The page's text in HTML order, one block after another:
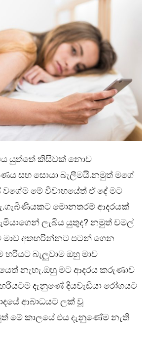
යුත්තේ කිසිවක් නොව
සහ සොයා බැලීමයි.නමුත් මගේ
මේ විවාහයේත් ඒ දේ මට
මොනතරම් ආදරයක්
ලැබිය යුතුද? නමුත් චමල්
මාව අතහරින්නට පටන් ගෙන
බැලුවාම ඔහු මාව
නැහැ.ඔහු මට ආදරය කරුණාව
දැනුණේ දියවැඩියා රෝගයට
ආබාධයට ලක් වූ
මේ කාලයේ එය දැනුණේම නැති